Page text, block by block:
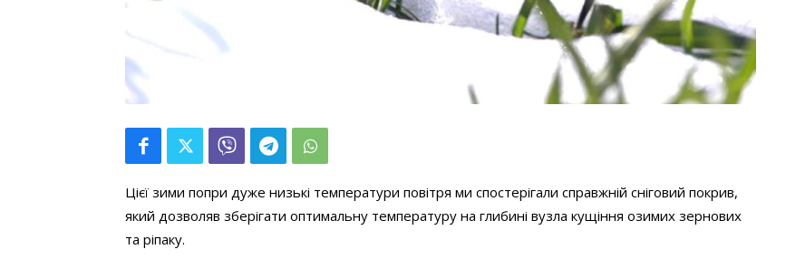
Цієї зими попри дуже низькі температури повітря ми спостерігали справжній сніговий покрив,
який дозволяв зберігати оптимальну температуру на глибині вузла кущіння озимих зернових
та ріпаку.